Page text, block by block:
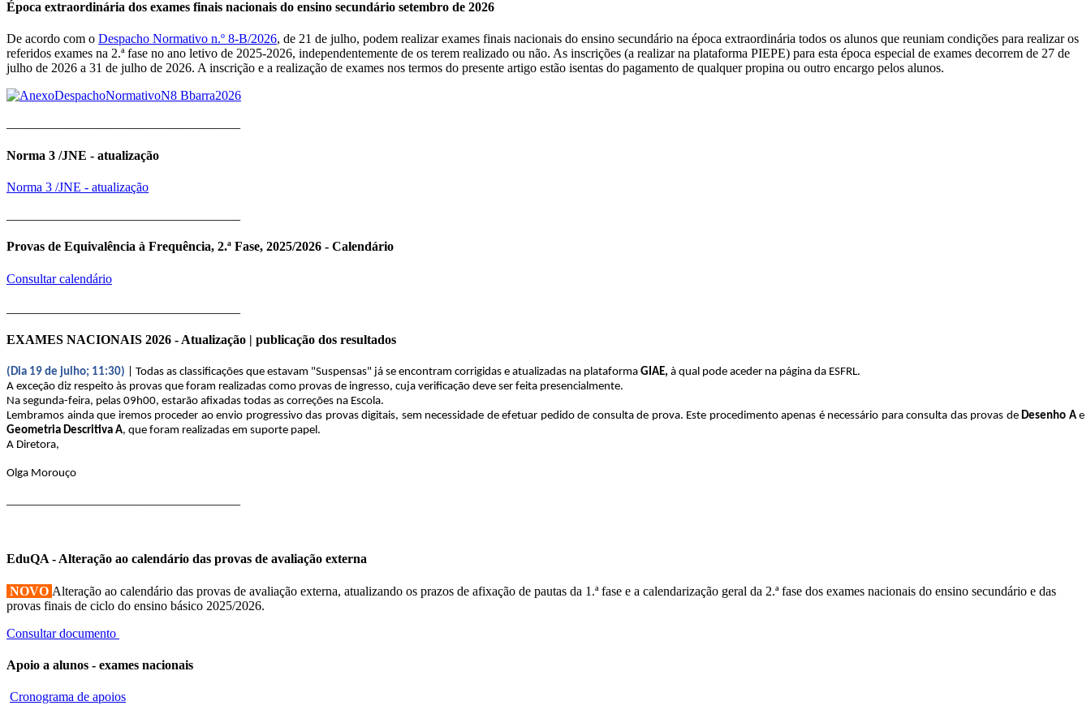
Época extraordinária dos exames finais nacionais do ensino secundário setembro de 2026
De acordo com o Despacho Normativo n.º 8-B/2026, de 21 de julho, podem realizar exames finais nacionais do ensino secundário na época extraordinária todos os alunos que reuniam condições para realizar os
referidos exames na 2.ª fase no ano letivo de 2025-2026, independentemente de os terem realizado ou não. As inscrições (a realizar na plataforma PIEPE) para esta época especial de exames decorrem de 27 de
julho de 2026 a 31 de julho de 2026. A inscrição e a realização de exames nos termos do presente artigo estão isentas do pagamento de qualquer propina ou outro encargo pelos alunos.
Norma 3 /JNE - atualização
Norma 3 /JNE - atualização
Provas de Equivalência à Frequência, 2.ª Fase, 2025/2026 - Calendário
Consultar calendário
EXAMES NACIONAIS 2026 - Atualização | publicação dos resultados
(Dia 19 de julho; 11:30) | Todas as classificações que estavam "Suspensas" já se encontram corrigidas e atualizadas na plataforma GIAE, à qual pode aceder na página da ESFRL.
A exceção diz respeito às provas que foram realizadas como provas de ingresso, cuja verificação deve ser feita presencialmente.
Na segunda-feira, pelas 09h00, estarão afixadas todas as correções na Escola.
Lembramos ainda que iremos proceder ao envio progressivo das provas digitais, sem necessidade de efetuar pedido de consulta de prova. Este procedimento apenas é necessário para consulta das provas de Desenho Ae
Geometria Descritiva A, que foram realizadas em suporte papel.
A Diretora,
Olga Morouço
EduQA - Alteração ao calendário das provas de avaliação externa
NOVO Alteração ao calendário das provas de avaliação externa, atualizando os prazos de afixação de pautas da 1.ª fase e a calendarização geral da 2.ª fase dos exames nacionais do ensino secundário e das
provas finais de ciclo do ensino básico 2025/2026.
Consultar documento
Apoio a alunos - exames nacionais
Cronograma de apoios